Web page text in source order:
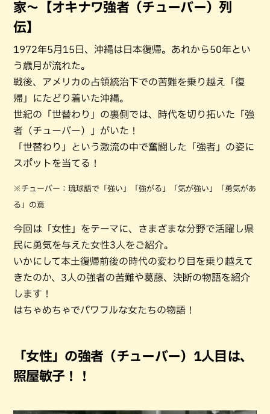
家～【オキナワ強者（チューバー）列
伝】
1972年5月15日、沖縄は日本復帰。あれから50年とい
う歳月が流れた。
戦後、アメリカの占領統治下での苦難を乗り越え「復
帰」にたどり着いた沖縄。
世紀の「世替わり」の裏側では、時代を切り拓いた「強
者（チューバー）」がいた！
「世替わり」という激流の中で奮闘した「強者」の姿に
スポットを当てる！
※チューバー：琉球語で「強い」「強がる」「気が強い」「勇気があ
る」の意
今回は「女性」をテーマに、さまざまな分野で活躍し県
民に勇気を与えた女性3人をご紹介。
いかにして本土復帰前後の時代の変わり目を乗り越えて
きたのか、3人の強者の苦難や葛藤、決断の物語を紹介
します！
はちゃめちゃでパワフルな女たちの物語！
「女性」の強者（チューバー）1人目は、
照屋敏子！！